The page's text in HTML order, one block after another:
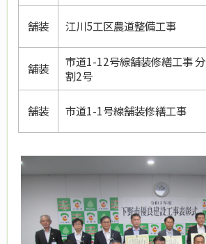
舗装 江川5工区農道整備工事
舗装
市道1-12号線舗装修繕工事 分
割2号
舗装 市道1-1号線舗装修繕工事